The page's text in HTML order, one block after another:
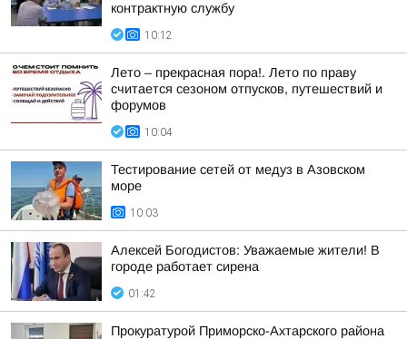
контрактную службу
10:12
Лето – прекрасная пора!. Лето по праву
считается сезоном отпусков, путешествий и
форумов
10:04
Тестирование сетей от медуз в Азовском
море
10:03
Алексей Богодистов: Уважаемые жители! В
городе работает сирена
01:42
Прокуратурой Приморско-Ахтарского района